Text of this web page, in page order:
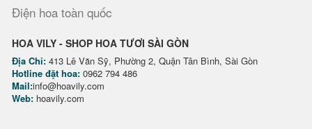
Điện hoa toàn quốc
HOA VILY - SHOP HOA TƯƠI SÀI GÒN
Địa Chỉ: 413 Lê Văn Sỹ, Phường 2, Quận Tân Bình, Sài Gòn
Hotline đặt hoa: 0962 794 486
Mail:info@hoavily.com
Web: hoavily.com